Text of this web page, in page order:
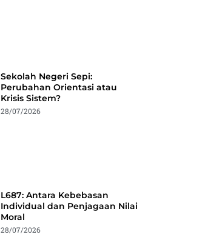
Sekolah Negeri Sepi:
Perubahan Orientasi atau
Krisis Sistem?
28/07/2026
L687: Antara Kebebasan
Individual dan Penjagaan Nilai
Moral
28/07/2026